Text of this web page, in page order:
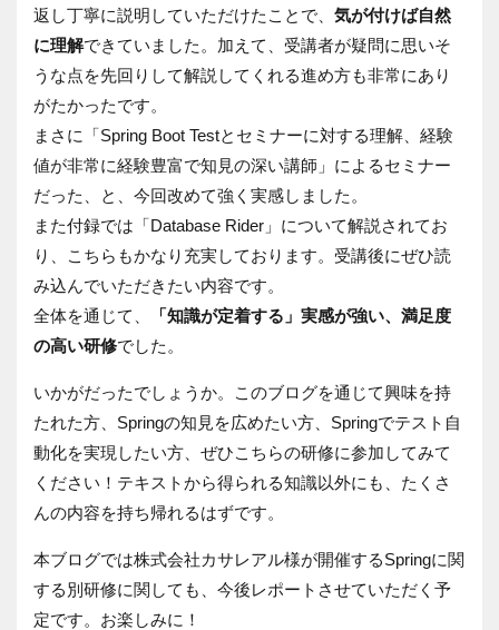
返し丁寧に説明していただけたことで、 気が付けば自然
に理解できていました。加えて、受講者が疑問に思いそ
うな点を先回りして解説してくれる進め方も非常にあり
がたかったです。
まさに「Spring Boot Testとセミナーに対する理解、経験
値が非常に経験豊富で知見の深い講師」によるセミナー
だった、と、今回改めて強く実感しました。
また付録では「Database Rider」について解説されてお
り、こちらもかなり充実しております。受講後にぜひ読
み込んでいただきたい内容です。
全体を通じて、
「知識が定着する」実感が強い、満足度
の高い研修でした。
いかがだったでしょうか。このブログを通じて興味を持
たれた方、Springの知見を広めたい方、Springでテスト自
動化を実現したい方、ぜひこちらの研修に参加してみて
ください！テキストから得られる知識以外にも、たくさ
んの内容を持ち帰れるはずです。
本ブログでは株式会社カサレアル様が開催するSpringに関
する別研修に関しても、今後レポートさせていただく予
定です。お楽しみに！